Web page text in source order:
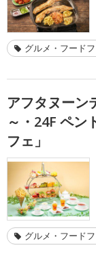
グルメ・フード
アフタヌーン
～・24F ペン
フェ」
グルメ・フード